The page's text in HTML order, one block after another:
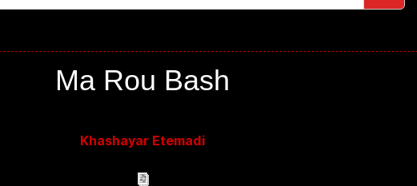
Ma Rou Bash
Khashayar Etemadi